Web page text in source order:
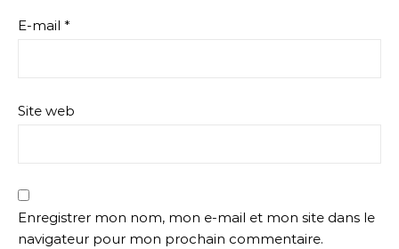
E-mail *
Site web
Enregistrer mon nom, mon e-mail et mon site dans le
navigateur pour mon prochain commentaire.